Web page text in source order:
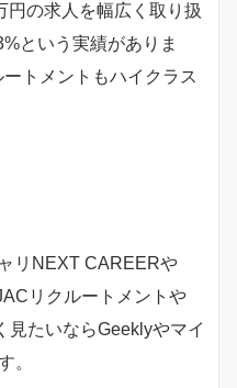
円の求人を幅広く取り扱
という実績がありま
トメントもハイクラス
リNEXT CAREERや
リクルートメントや
見たいならGeeklyやマイ
。